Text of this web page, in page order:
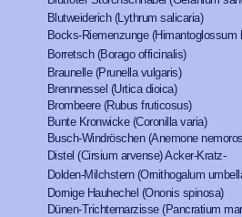
Blutweiderich (Lythrum salicaria)
Bocks-Riemenzunge (Himantoglossum
Borretsch (Borago officinalis)
Braunelle (Prunella vulgaris)
Brennnessel (Urtica dioica)
Brombeere (Rubus fruticosus)
Bunte Kronwicke (Coronilla varia)
Busch-Windröschen (Anemone
Distel (Cirsium arvense) Acker-Kratz-
Dolden-Milchstern (Ornithogalum
Dornige Hauhechel (Ononis spinosa)
Dünen-Trichternarzisse (Pancratium